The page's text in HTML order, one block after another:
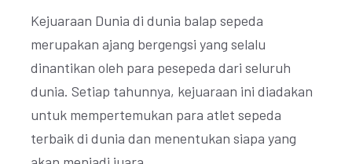
Kejuaraan Dunia di dunia balap sepeda
merupakan ajang bergengsi yang selalu
dinantikan oleh para pesepeda dari seluruh
dunia. Setiap tahunnya, kejuaraan ini diadakan
untuk mempertemukan para atlet sepeda
terbaik di dunia dan menentukan siapa yang